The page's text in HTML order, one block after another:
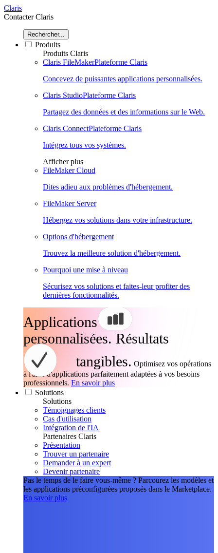
Claris
Contacter Claris
Rechercher...
Produits
Produits Claris
Claris FileMakerPlateforme Claris
Concevez de puissantes applications personnalisées.
Claris StudioPlateforme Claris
Partagez des données et des informations sur le Web.
Claris ConnectPlateforme Claris
Intégrez tous vos systèmes.
Afficher plus
FileMaker Cloud
Dites adieu aux problèmes d'hébergement.
FileMaker Server
Hébergez vos solutions dans votre infrastructure.
Options d'hébergement
Trouvez la meilleure solution d'hébergement.
Pourquoi une mise à niveau
Sécurisez vos solutions et faites-leur profiter des
dernières fonctionnalités.
Applications
personnalisées. Résultats
tangibles. Optimisez vos opérations
à l'aide d'applications parfaitement adaptées à vos besoins
professionnels. En savoir plus
Solutions
Solutions
Témoignages clients
Cas d'utilisation
Intégration de l'IA
Partenaires Claris
Présentation
Trouver un partenaire
Demander à un expert
Devenir partenaire
Pas le temps de le faire vous-même ? Parcourez les modèles et
les applications préconfigurées proposés dans le Marketplace.
En savoir plus